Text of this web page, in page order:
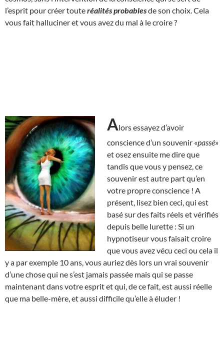
l’esprit pour créer touteréalités probablesde son choix. Cela
vous fait halluciner et vous avez du mal à le croire ?
Alors essayez d’avoir
conscience d’un souvenir «passé»
et osez ensuite me dire que
tandis que vous y pensez, ce
souvenir est autre part qu’en
votre propre conscience ! A
présent, lisez bien ceci, qui est
basé sur des faits réels et vérifiés
depuis belle lurette : Si un
hypnotiseur vous faisait croire
que vous avez vécu ceci ou cela il
y a par exemple 10 ans, vous auriez dès lors un vrai souvenir
d’une chose qui ne s’est jamais passée mais qui se passe
maintenant dans votre esprit et qui, de ce fait, est aussi réelle
que ma belle-mère, et aussi difficile qu’elle à éluder !